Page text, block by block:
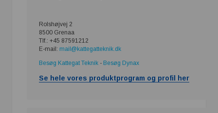
Rolshøjvej 2
8500 Grenaa
Tlf.: +45 87591212
E-mail: mail@kattegatteknik.dk
Besøg Kattegat Teknik - Besøg Dynax
Se hele vores produktprogram og profil her